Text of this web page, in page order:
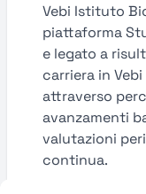
Vebi Istituto
piattaforma
e legato a
carriera in
attraverso
avanzamenti
valutazioni
continua.